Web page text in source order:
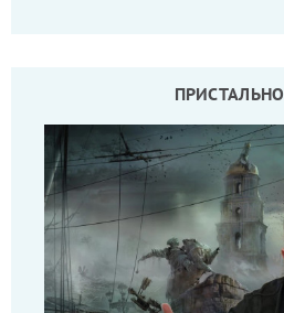
ПРИСТАЛЬНО